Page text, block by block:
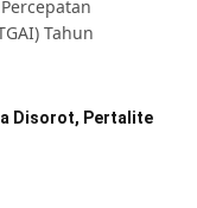
Tahun
Disorot, Pertalite